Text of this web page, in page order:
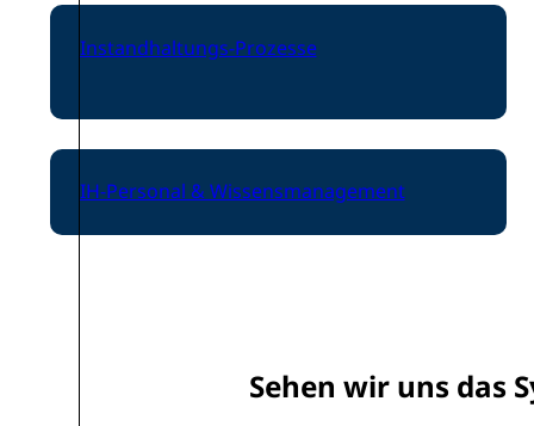
Instandhaltungs-Prozesse
IH-Personal & Wissensmanagement
Sehen wir uns das